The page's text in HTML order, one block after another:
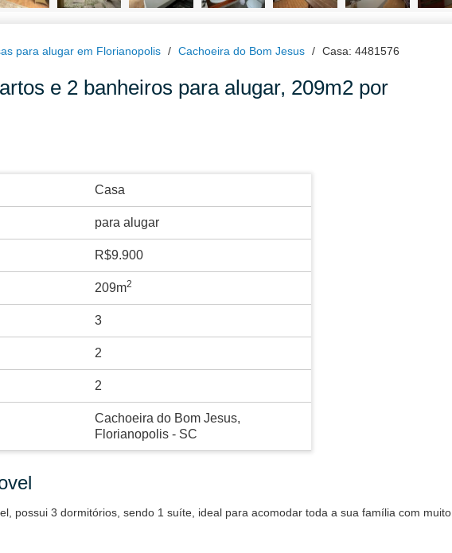
para alugar em Florianopolis Cachoeira do Bom Jesus Casa: 4481576
e 2 banheiros para alugar, 209m2 por
Casa
para alugar
R$9.900
209m2
3
2
2
Cachoeira do Bom Jesus,
Florianopolis - SC
possui 3 dormitórios, sendo 1 suíte, ideal para acomodar toda a sua família com muito